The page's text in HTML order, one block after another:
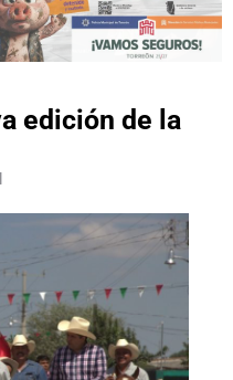
edición de la